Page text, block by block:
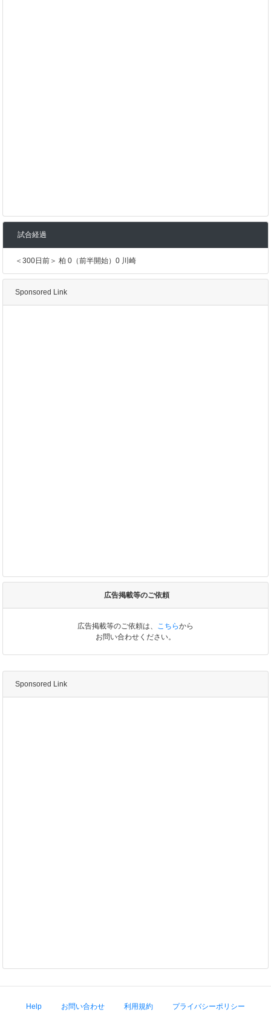
試合経過
＜300日前＞ 柏 0（前半開始）0 川崎
Sponsored Link
広告掲載等のご依頼
広告掲載等のご依頼は、 こちらから
お問い合わせください。
Sponsored Link
Help お問い合わせ 利用規約 プライバシーポリシー